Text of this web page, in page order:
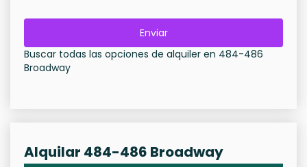
Enviar
Buscar todas las opciones de alquiler en 484-486
Broadway
Alquilar 484-486 Broadway